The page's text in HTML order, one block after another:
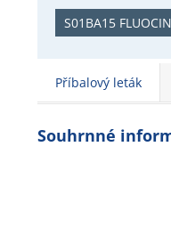
S01BA15
Příbalový leták
Souhrnné